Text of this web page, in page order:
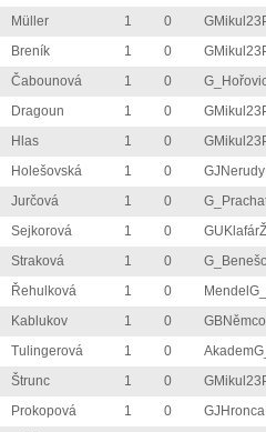
Müller 1 0
Breník 1 0
Čabounová 1 0
Dragoun 1 0
Hlas 1 0
Holešovská 1 0
Jurčová 1 0
Sejkorová 1 0
Straková 1 0
Řehulková 1 0
Kablukov 1 0
Tulingerová 1 0
Štrunc 1 0
Prokopová 1 0